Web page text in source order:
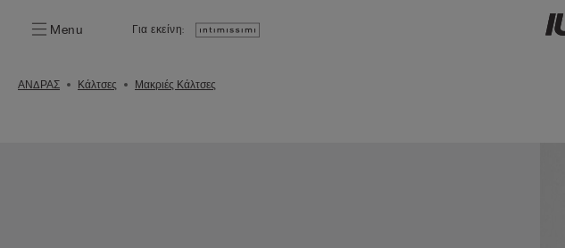
Menu Για εκείνη:
ΑΝΔΡΑΣ Κάλτσες Μακριές Κάλτσες